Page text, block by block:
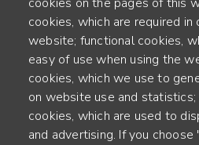
Alte Steinhauserstr. 1 | 6330
55 ANNÉES
ENGINEERED IN
cookies, which are required
website; functional cookies,
easy of use when using the
cookies, which we use to
on website use and statistics;
cookies, which are used to
and advertising. If you choose